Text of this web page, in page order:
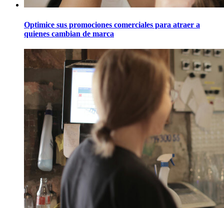
Optimice sus promociones comerciales para atraer a
quienes cambian de marca